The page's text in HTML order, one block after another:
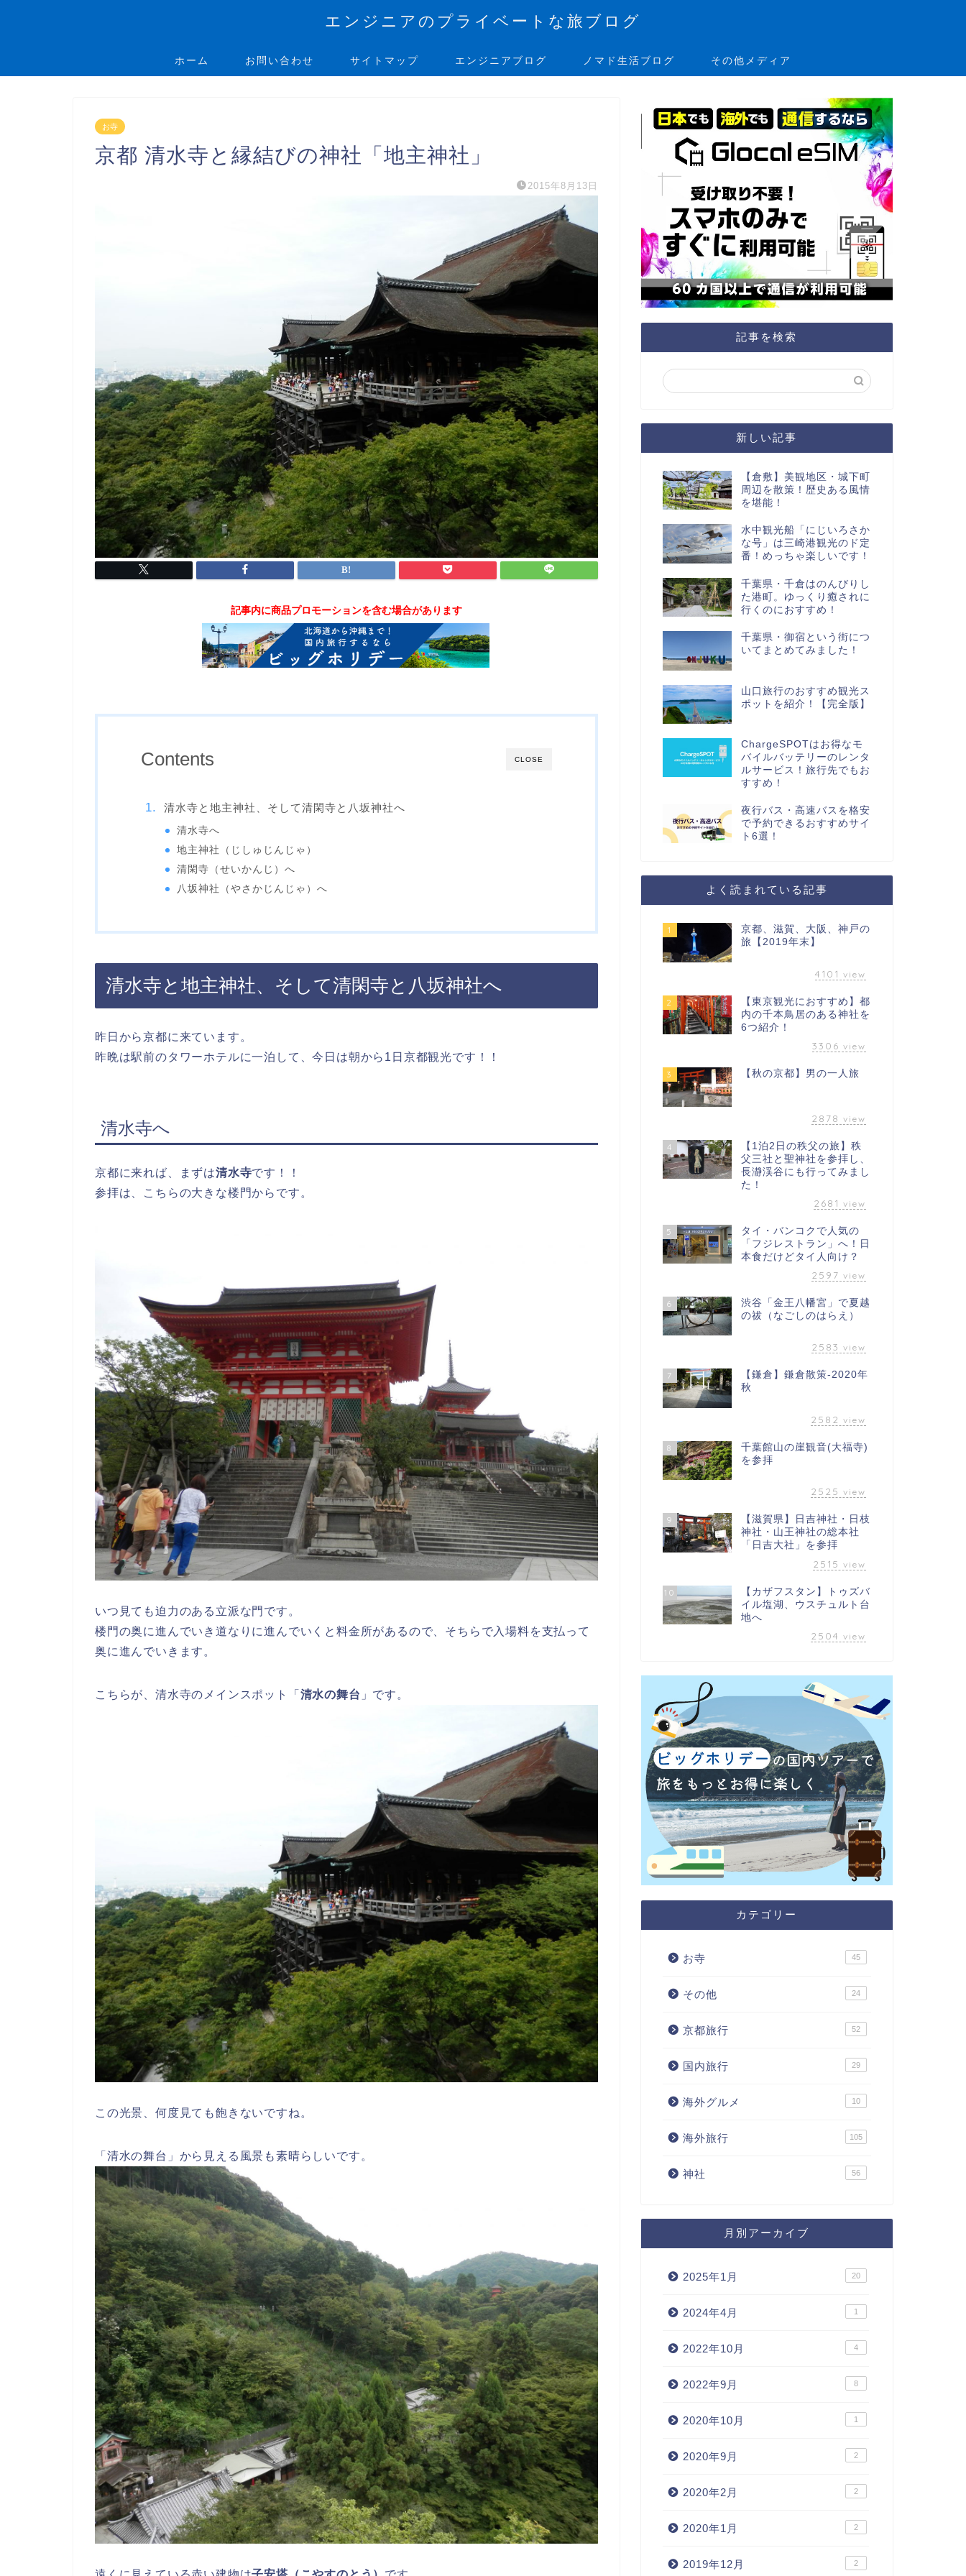
エンジニアのプライベートな旅ブログ
ホーム お問い合わせ サイトマップ エンジニアブログ ノマド生活ブログ その他メディア
お寺
京都 清水寺と縁結びの神社「地主神社」
2015年8月13日
記事内に商品プロモーションを含む場合があります
CLOSE
Contents
清水寺と地主神社、そして清閑寺と八坂神社へ
清水寺へ
地主神社（じしゅじんじゃ）
清閑寺（せいかんじ）へ
八坂神社（やさかじんじゃ）へ
清水寺と地主神社、そして清閑寺と八坂神社へ
昨日から京都に来ています。
昨晩は駅前のタワーホテルに一泊して、今日は朝から1日京都観光です！！
清水寺へ
京都に来れば、まずは清水寺です！！
参拝は、こちらの大きな楼門からです。
いつ見ても迫力のある立派な門です。
楼門の奥に進んでいき道なりに進んでいくと料金所があるので、そちらで入場料を支払って
奥に進んでいきます。
こちらが、清水寺のメインスポット「 清水の舞台 」です。
この光景、何度見ても飽きないですね。
「清水の舞台」から見える風景も素晴らしいです。
記事を検索
新しい記事
【倉敷】美観地区・城下町
周辺を散策！歴史ある風情
を堪能！
水中観光船「にじいろさか
な号」は三崎港観光のド定
番！めっちゃ楽しいです！
千葉県・千倉はのんびりし
た港町。ゆっくり癒されに
行くのにおすすめ！
千葉県・御宿という街につ
いてまとめてみました！
山口旅行のおすすめ観光ス
ポットを紹介！【完全版】
ChargeSPOTはお得なモ
バイルバッテリーのレンタ
ルサービス！旅行先でもお
すすめ！
夜行バス・高速バスを格安
で予約できるおすすめサイ
ト6選！
よく読まれている記事
1
京都、滋賀、大阪、神戸の
旅【2019年末】
4101 view
2
【東京観光におすすめ】都
内の千本鳥居のある神社を
6つ紹介！
3306 view
3 【秋の京都】男の一人旅
2878 view
4
【1泊2日の秩父の旅】秩
父三社と聖神社を参拝し、
長瀞渓谷にも行ってみまし
た！
2681 view
5
タイ・バンコクで人気の
「フジレストラン」へ！日
本食だけどタイ人向け？
2597 view
6
渋谷「金王八幡宮」で夏越
の祓（なごしのはらえ）
2583 view
7
【鎌倉】鎌倉散策-2020年
秋
2582 view
8
千葉館山の崖観音(大福寺)
を参拝
2525 view
9
【滋賀県】日吉神社・日枝
神社・山王神社の総本社
「日吉大社」を参拝
2515 view
10
【カザフスタン】トゥズバ
イル塩湖、ウスチュルト台
地へ
2504 view
カテゴリー
お寺 45
その他 24
京都旅行 52
国内旅行 29
海外グルメ 10
海外旅行 105
神社 56
月別アーカイブ
2025年1月 20
2024年4月 1
2022年10月 4
2022年9月 8
2020年10月 1
2020年9月 2
2020年2月 2
2020年1月 2
2019年12月 2